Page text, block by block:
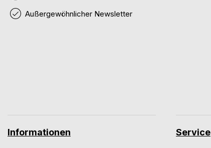
Außergewöhnlicher Newsletter
Informationen Service